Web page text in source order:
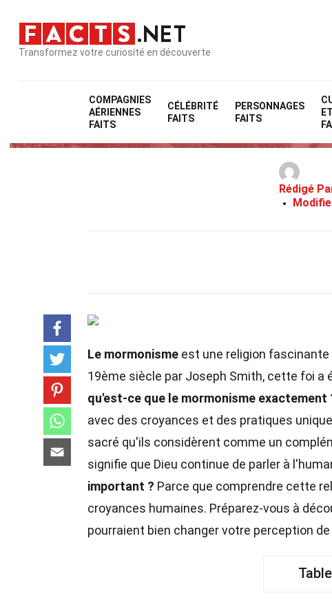
Transformez votre curiosité en découverte
COMPAGNIES
AÉRIENNES
FAITS
CÉLÉBRITÉ
FAITS
PERSONNAGES
FAITS
Rédigé
Le mormonisme est une religion fascinante
19ème siècle par Joseph Smith, cette foi a
qu'est-ce que le mormonisme exactement
avec des croyances et des pratiques
sacré qu'ils considèrent comme un
signifie que Dieu continue de parler à
important ? Parce que comprendre cette
croyances humaines. Préparez-vous à
pourraient bien changer votre perception